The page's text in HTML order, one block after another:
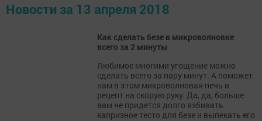
Новости за 13 апреля 2018
Как сделать безе в микроволновке
всего за 2 минуты
Любимое многими угощение можно
сделать всего за пару минут. А поможет
нам в этом микроволновая печь и
рецепт на скорую руку. Да, да, больше
вам не придется долго взбивать
капризное тесто для безе и выпекать его